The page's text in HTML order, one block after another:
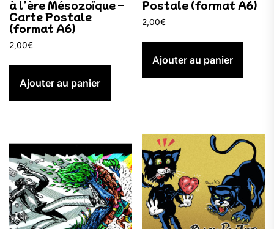
à l’ère Mésozoïque –
Carte Postale
(format A6)
2,00€
Ajouter au panier
Postale (format A6)
2,00€
Ajouter au panier